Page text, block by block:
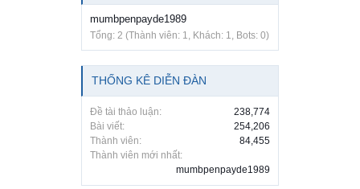
mumbpenpayde1989
Tổng: 2 (Thành viên: 1, Khách: 1, Bots: 0)
THỐNG KÊ DIỄN ĐÀN
Đề tài thảo luận:
238,774
Bài viết:
254,206
Thành viên:
84,455
Thành viên mới nhất:
mumbpenpayde1989